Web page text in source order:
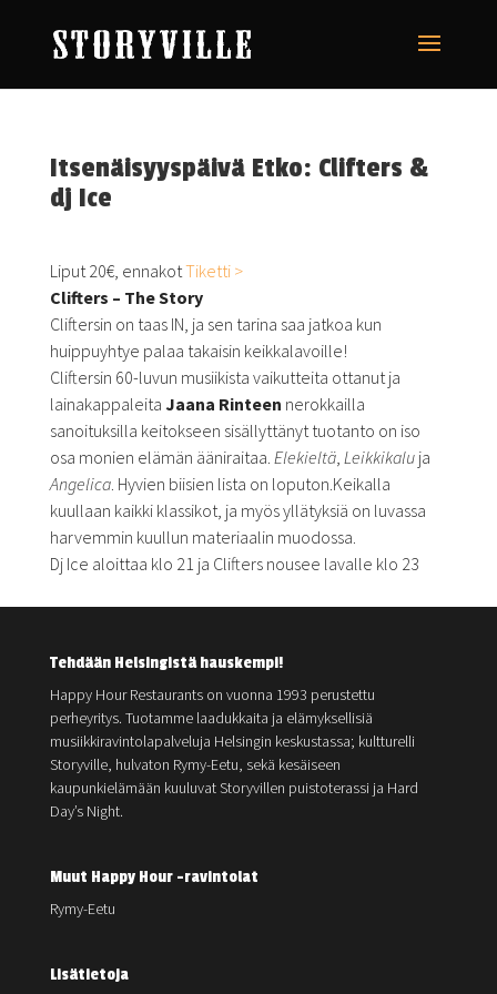
Itsenäisyyspäivä Etko: Clifters &
dj Ice
Liput 20€, ennakotTiketti >
Clifters – The Story
Cliftersin on taas IN, ja sen tarina saa jatkoa kun
huippuyhtye palaa takaisin keikkalavoille!
Cliftersin 60-luvun musiikista vaikutteita ottanut ja
lainakappaleita Jaana Rinteen nerokkailla
sanoituksilla keitokseen sisällyttänyt tuotanto on iso
osa monien elämän ääniraitaa. Elekieltä, Leikkikaluja
Angelica. Hyvien biisien lista on loputon.Keikalla
kuullaan kaikki klassikot, ja myös yllätyksiä on luvassa
harvemmin kuullun materiaalin muodossa.
Dj Ice aloittaa klo 21 ja Clifters nousee lavalle klo 23
Tehdään Helsingistä hauskempi!
Happy Hour Restaurants on vuonna 1993 perustettu
perheyritys. Tuotamme laadukkaita ja elämyksellisiä
musiikkiravintolapalveluja Helsingin keskustassa; kultturelli
Storyville, hulvaton Rymy-Eetu, sekä kesäiseen
kaupunkielämään kuuluvat Storyvillen puistoterassi ja Hard
Day’s Night.
Muut Happy Hour -ravintolat
Rymy-Eetu
Lisätietoja